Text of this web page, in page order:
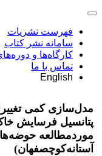
فهرست نشریات
سامانه نشر کتاب
کارگاه‌ها و
تماس با ما
English
مدل‌سازی کمی
پتانسیل فرسایش
موردمطالعه
آستانه‌کوچصفهان)